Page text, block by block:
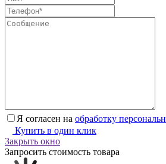
Я согласен на обработку
Купить в один клик
Закрыть окно
Запросить стоимость товара